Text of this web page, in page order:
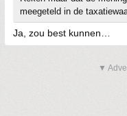
meegeteld in de
Ja, zou best kunnen…
▼